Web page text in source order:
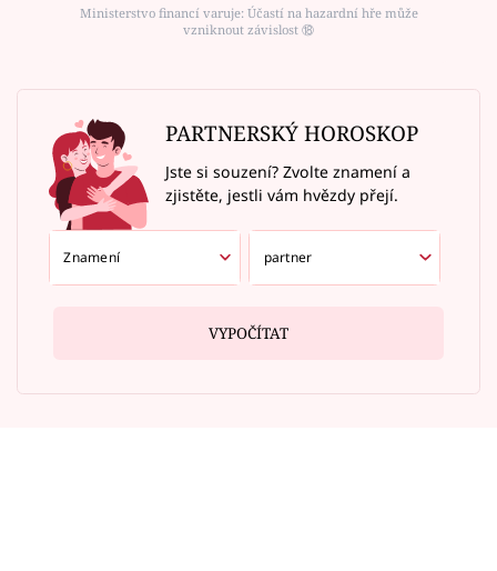
Ministerstvo financí varuje: Účastí na hazardní hře může
vzniknout závislost ⑱
PARTNERSKÝ HOROSKOP
Jste si souzení? Zvolte znamení a
zjistěte, jestli vám hvězdy přejí.
VYPOČÍTAT